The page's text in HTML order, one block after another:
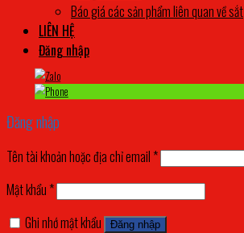
Báo giá các sản phẩm liên quan về sắt
LIÊN HỆ
Đăng nhập
Đăng nhập
Tên tài khoản hoặc địa chỉ email *
Mật khẩu *
Ghi nhớ mật khẩu
Đăng nhập